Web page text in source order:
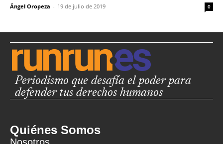
Ángel Oropeza - 19 de julio de 2019 0
Periodismo que desafía el poder para
defender tus derechos humanos
Quiénes Somos